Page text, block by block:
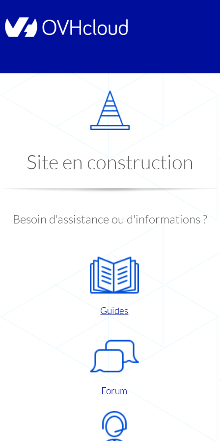
Site en construction
Besoin d'assistance ou d'informations ?
Guides
Forum